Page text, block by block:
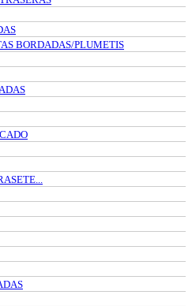
BORDADAS/PLUMETIS